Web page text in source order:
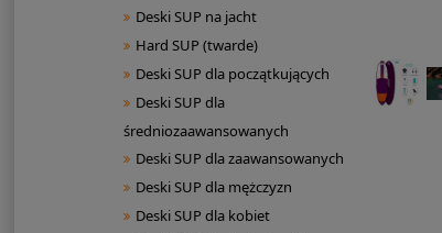
Deski SUP na jacht
Hard SUP (twarde)
Deski SUP dla początkujących
Deski SUP dla
średniozaawansowanych
Deski SUP dla zaawansowanych
Deski SUP dla mężczyzn
Deski SUP dla kobiet